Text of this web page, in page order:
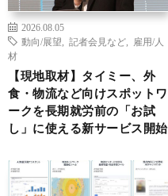
2026.08.05
動向/展望
記者会見など
雇用/人
材
【現地取材】タイミー、外
食・物流など向けスポットワ
ークを長期就労前の「お試
し」に使える新サービス開始